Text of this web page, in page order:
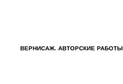
ВЕРНИСАЖ. АВТОРСКИЕ